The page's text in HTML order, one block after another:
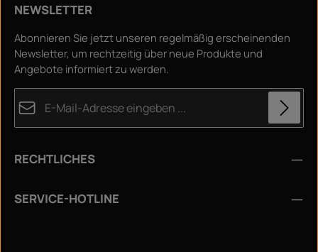
NEWSLETTER
Abonnieren Sie jetzt unseren regelmäßig erscheinenden
Newsletter, um rechtzeitig über neue Produkte und
Angebote informiert zu werden.
Ich habe dieDatenschutzbestimmungen
ihnen einverstanden.
Zeichen ein*
Die mit einem Stern (*) markierten Felder sind
RECHTLICHES
SERVICE-HOTLINE